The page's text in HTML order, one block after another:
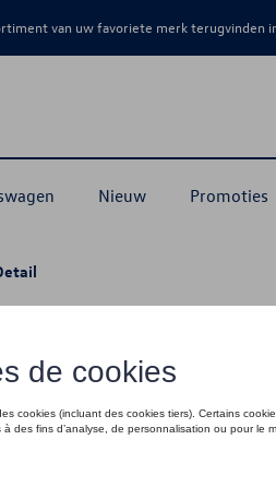
van uw favoriete merk terugvinden
Nieuw Promoties